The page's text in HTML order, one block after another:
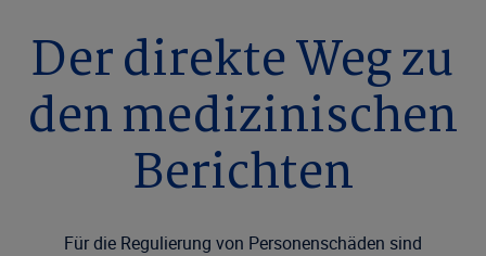
Der direkte Weg zu
den medizinischen
Berichten
Für die Regulierung von Personenschäden sind